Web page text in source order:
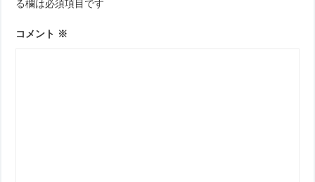
ョ
る欄は必須項目です
コメント ※